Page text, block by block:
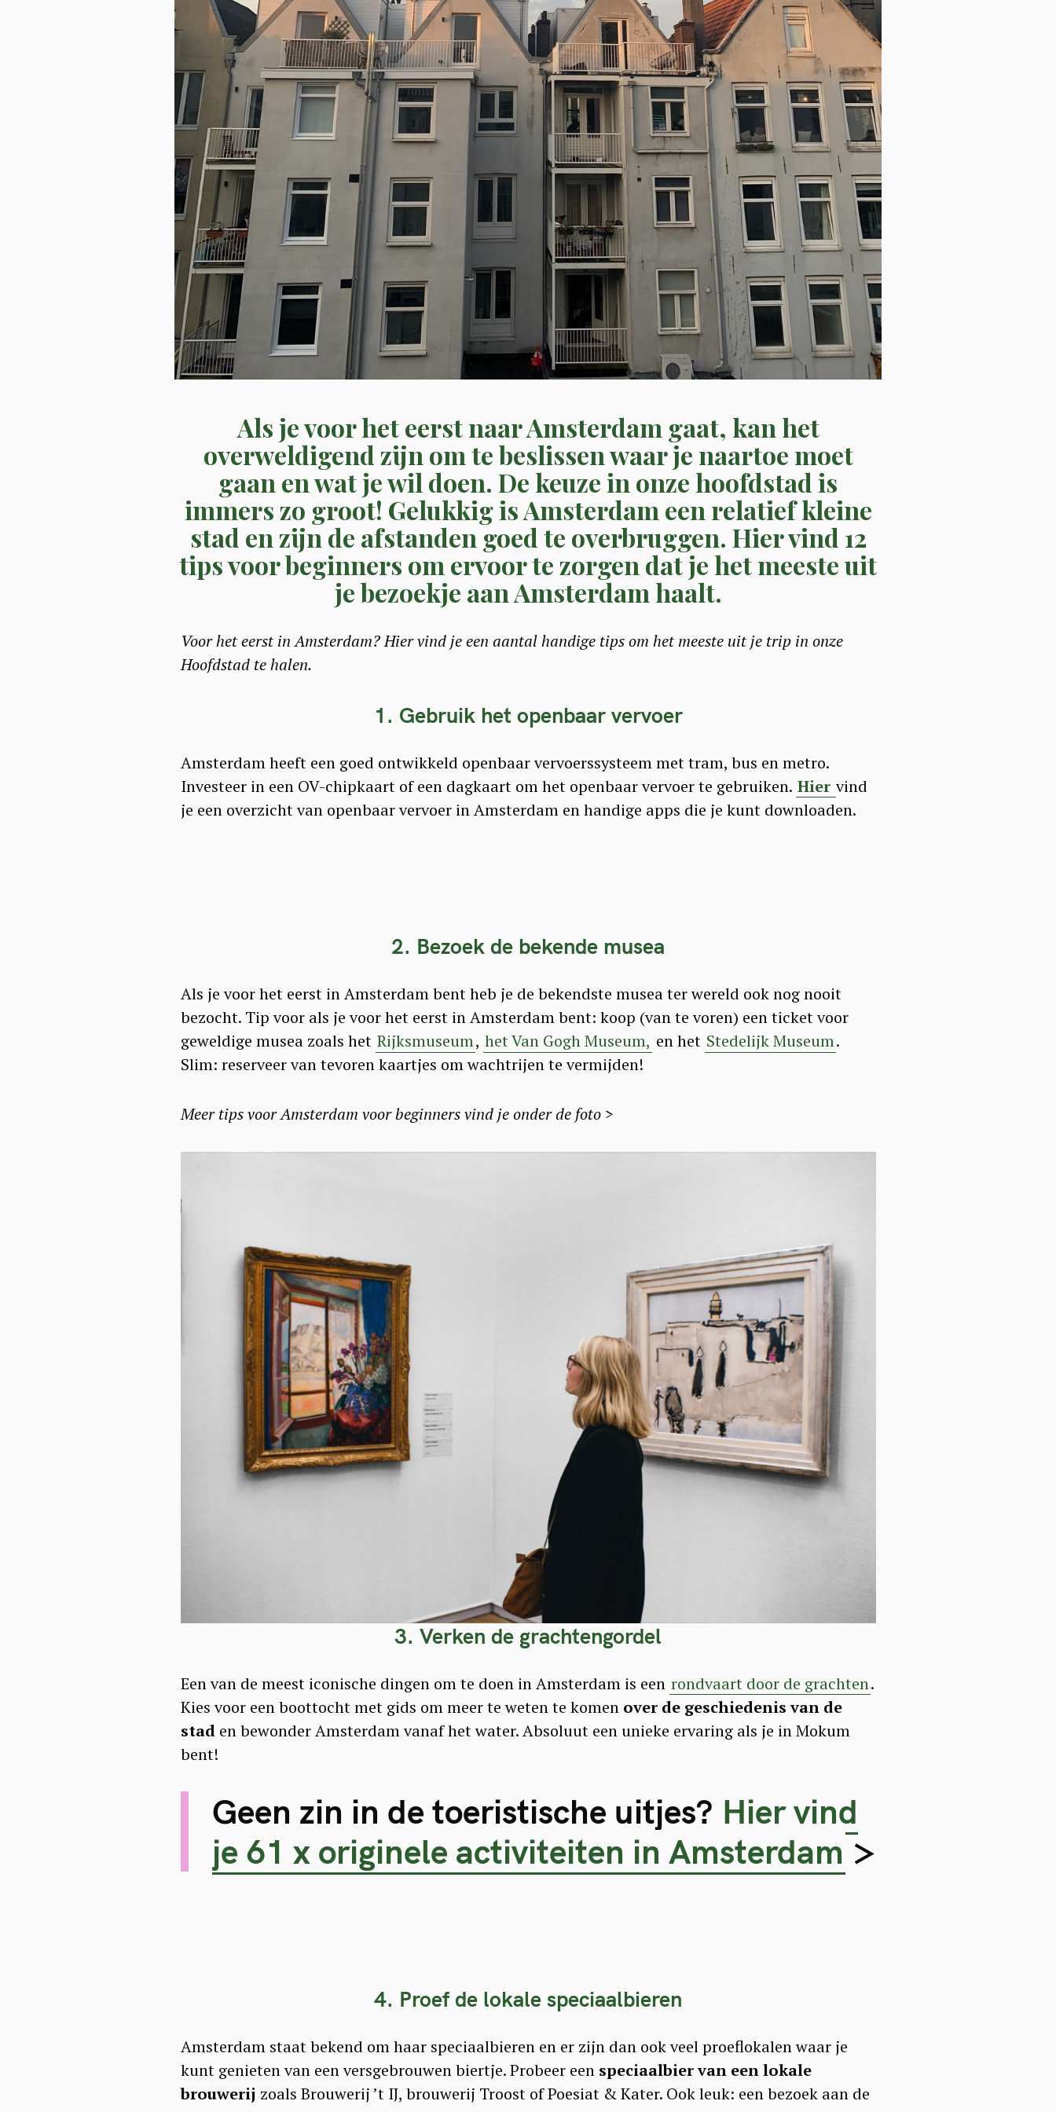
Als je voor het eerst naar Amsterdam gaat, kan het
overweldigend zijn om te beslissen waar je naartoe moet
gaan en wat je wil doen. De keuze in onze hoofdstad is
immers zo groot! Gelukkig is Amsterdam een relatief kleine
stad en zijn de afstanden goed te overbruggen. Hier vind 12
tips voor beginners om ervoor te zorgen dat je het meeste uit
je bezoekje aan Amsterdam haalt.
Voor het eerst in Amsterdam? Hier vind je een aantal handige tips om het meeste uit je trip in onze
Hoofdstad te halen.
1. Gebruik het openbaar vervoer
Amsterdam heeft een goed ontwikkeld openbaar vervoerssysteem met tram, bus en metro.
Investeer in een OV-chipkaart of een dagkaart om het openbaar vervoer te gebruiken. Hier vind
je een overzicht van openbaar vervoer in Amsterdam en handige apps die je kunt downloaden.
2. Bezoek de bekende musea
Als je voor het eerst in Amsterdam bent heb je de bekendste musea ter wereld ook nog nooit
bezocht. Tip voor als je voor het eerst in Amsterdam bent: koop (van te voren) een ticket voor
geweldige musea zoals het Rijksmuseum, het Van Gogh Museum, en het Stedelijk Museum.
Slim: reserveer van tevoren kaartjes om wachtrijen te vermijden!
Meer tips voor Amsterdam voor beginners vind je onder de foto >
3. Verken de grachtengordel
Een van de meest iconische dingen om te doen in Amsterdam is een rondvaart door de grachten.
Kies voor een boottocht met gids om meer te weten te komen over de geschiedenis van de
staden bewonder Amsterdam vanaf het water. Absoluut een unieke ervaring als je in Mokum
bent!
Geen zin in de toeristische uitjes? Hier vind
je 61 x originele activiteiten in Amsterdam >
4. Proef de lokale speciaalbieren
Amsterdam staat bekend om haar speciaalbieren en er zijn dan ook veel proeflokalen waar je
kunt genieten van een versgebrouwen biertje. Probeer eenspeciaalbier van een lokale
brouwerij zoals Brouwerij ’t IJ, brouwerij Troost of Poesiat & Kater. Ook leuk: een bezoek aan de